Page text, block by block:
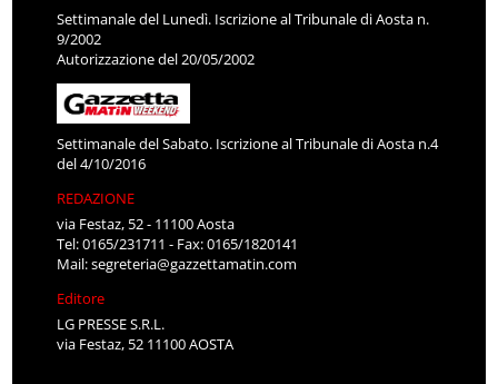
Settimanale del Lunedì. Iscrizione al Tribunale di Aosta n.
9/2002
Autorizzazione del 20/05/2002
Settimanale del Sabato. Iscrizione al Tribunale di Aosta n.4
del 4/10/2016
REDAZIONE
via Festaz, 52 - 11100 Aosta
Tel: 0165/231711 - Fax: 0165/1820141
Mail:segreteria@gazzettamatin.com
Editore
LG PRESSE S.R.L.
via Festaz, 52 11100 AOSTA